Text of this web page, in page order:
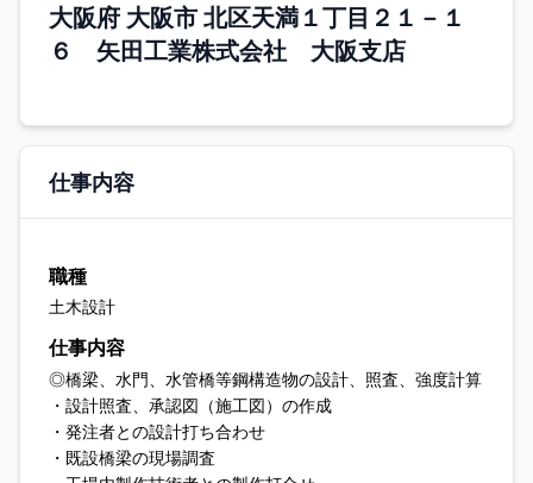
大阪府 大阪市 北区天満１丁目２１－１
６ 矢田工業株式会社 大阪支店
仕事内容
職種
土木設計
仕事内容
◎橋梁、水門、水管橋等鋼構造物の設計、照査、強度計算
・設計照査、承認図（施工図）の作成
・発注者との設計打ち合わせ
・既設橋梁の現場調査